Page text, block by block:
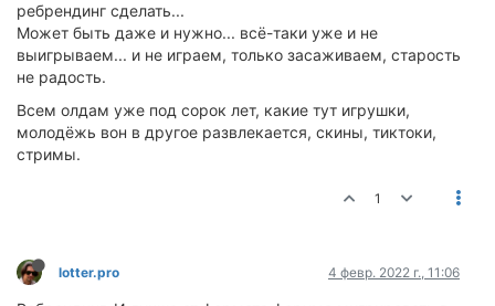
ребрендинг сделать...
Может быть даже и нужно... всё-таки уже и не
выигрываем... и не играем, только засаживаем, старость
не радость.
Всем олдам уже под сорок лет, какие тут игрушки,
молодёжь вон в другое развлекается, скины, тиктоки,
стримы.
1
lotter.pro 4 февр. 2022 г., 11:06